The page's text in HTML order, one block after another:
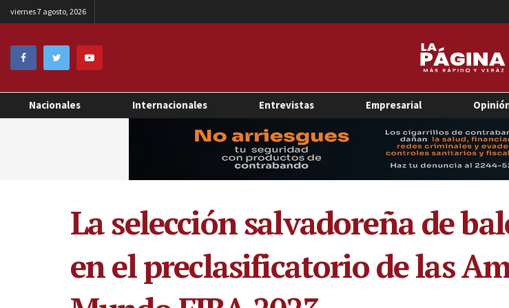
viernes 7 agosto, 2026
Nacionales Internacionales Entrevistas Empresarial
La selección salvadoreña de
en el preclasificatorio de las